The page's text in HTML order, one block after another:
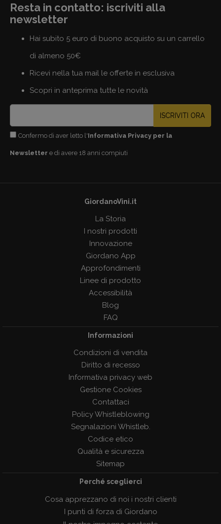
Resta in contatto: iscriviti alla
newsletter
Hai subito 5 euro di buono acquisto su un carrello
di almeno 50€
Ricevi nella tua mail le offerte in esclusiva
Scopri in anteprima tutte le novità
ISCRIVITI ORA
Confermo di aver letto l'Informativa Privacy per la
Newsletter e di avere 18 anni compiuti
GiordanoVini.it
La Storia
I nostri prodotti
Innovazione
Giordano App
Approfondimenti
Linee di prodotto
Accessibilità
Blog
FAQ
Informazioni
Condizioni di vendita
Diritto di recesso
Informativa privacy web
Gestione Cookies
Contattaci
Policy Whistleblowing
Segnalazioni Whistleb.
Codice etico
Qualità e sicurezza
Sitemap
Perché sceglierci
Cosa apprezzano di noi i nostri clienti
I punti di forza di Giordano